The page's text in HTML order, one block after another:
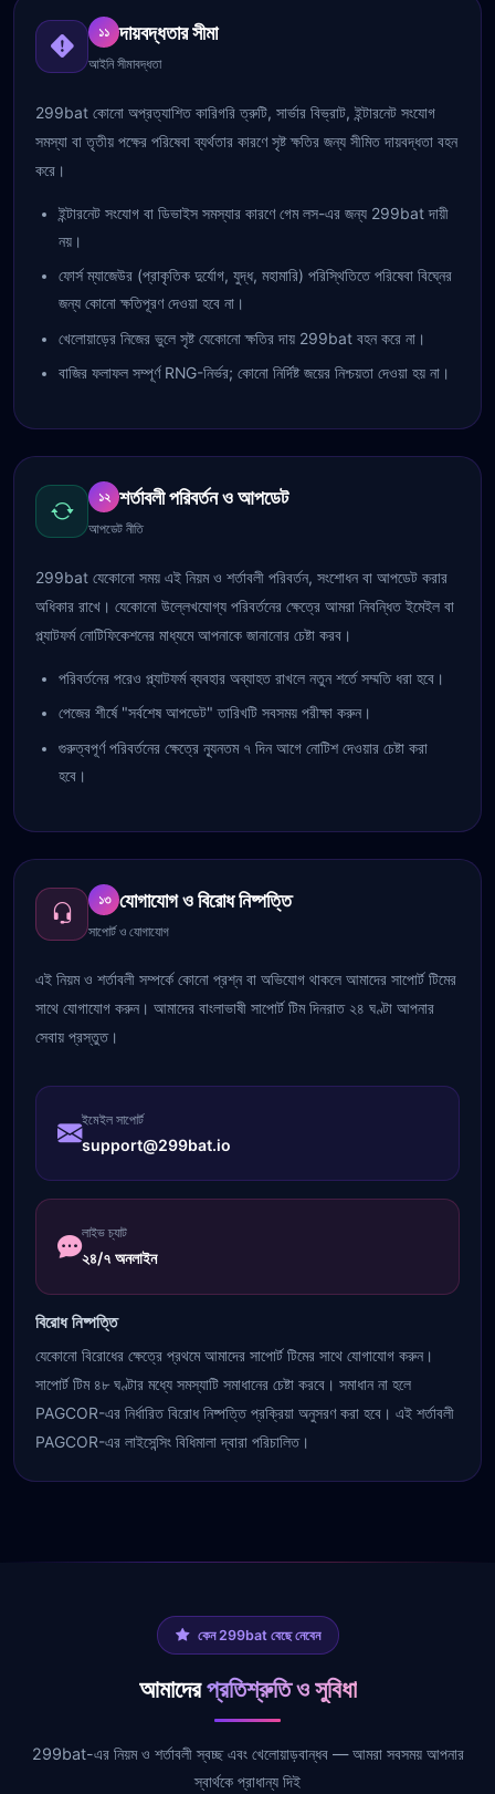
১১ দায়বদ্ধতার সীমা
আইনি সীমাবদ্ধতা
299bat কোনো অপ্রত্যাশিত কারিগরি ত্রুটি, সার্ভার বিভ্রাট, ইন্টারনেট সংযোগ
সমস্যা বা তৃতীয় পক্ষের পরিষেবা ব্যর্থতার কারণে সৃষ্ট ক্ষতির জন্য সীমিত দায়বদ্ধতা বহন
করে।
ইন্টারনেট সংযোগ বা ডিভাইস সমস্যার কারণে গেম লস-এর জন্য 299bat দায়ী
নয়।
ফোর্স ম্যাজেউর (প্রাকৃতিক দুর্যোগ, যুদ্ধ, মহামারি) পরিস্থিতিতে পরিষেবা বিঘ্নের
জন্য কোনো ক্ষতিপূরণ দেওয়া হবে না।
খেলোয়াড়ের নিজের ভুলে সৃষ্ট যেকোনো ক্ষতির দায় 299bat বহন করে না।
বাজির ফলাফল সম্পূর্ণ RNG-নির্ভর; কোনো নির্দিষ্ট জয়ের নিশ্চয়তা দেওয়া হয় না।
১২ শর্তাবলী পরিবর্তন ও আপডেট
আপডেট নীতি
299bat যেকোনো সময় এই নিয়ম ও শর্তাবলী পরিবর্তন, সংশোধন বা আপডেট করার
অধিকার রাখে। যেকোনো উল্লেখযোগ্য পরিবর্তনের ক্ষেত্রে আমরা নিবন্ধিত ইমেইল বা
প্ল্যাটফর্ম নোটিফিকেশনের মাধ্যমে আপনাকে জানানোর চেষ্টা করব।
পরিবর্তনের পরেও প্ল্যাটফর্ম ব্যবহার অব্যাহত রাখলে নতুন শর্তে সম্মতি ধরা হবে।
পেজের শীর্ষে "সর্বশেষ আপডেট" তারিখটি সবসময় পরীক্ষা করুন।
গুরুত্বপূর্ণ পরিবর্তনের ক্ষেত্রে ন্যূনতম ৭ দিন আগে নোটিশ দেওয়ার চেষ্টা করা
হবে।
১৩ যোগাযোগ ও বিরোধ নিষ্পত্তি
সাপোর্ট ও যোগাযোগ
এই নিয়ম ও শর্তাবলী সম্পর্কে কোনো প্রশ্ন বা অভিযোগ থাকলে আমাদের সাপোর্ট টিমের
সাথে যোগাযোগ করুন। আমাদের বাংলাভাষী সাপোর্ট টিম দিনরাত ২৪ ঘণ্টা আপনার
সেবায় প্রস্তুত।
ইমেইল সাপোর্ট
support@299bat.io
লাইভ চ্যাট
২৪/৭ অনলাইন
বিরোধ নিষ্পত্তি
যেকোনো বিরোধের ক্ষেত্রে প্রথমে আমাদের সাপোর্ট টিমের সাথে যোগাযোগ করুন।
সাপোর্ট টিম ৪৮ ঘণ্টার মধ্যে সমস্যাটি সমাধানের চেষ্টা করবে। সমাধান না হলে
PAGCOR-এর নির্ধারিত বিরোধ নিষ্পত্তি প্রক্রিয়া অনুসরণ করা হবে। এই শর্তাবলী
PAGCOR-এর লাইসেন্সিং বিধিমালা দ্বারা পরিচালিত।
কেন 299bat বেছে নেবেন
আমাদেরপ্রতিশ্রুতি ও সুবিধা
299bat-এর নিয়ম ও শর্তাবলী স্বচ্ছ এবং খেলোয়াড়বান্ধব — আমরা সবসময় আপনার
স্বার্থকে প্রাধান্য দিই